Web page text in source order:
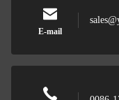
E-mail